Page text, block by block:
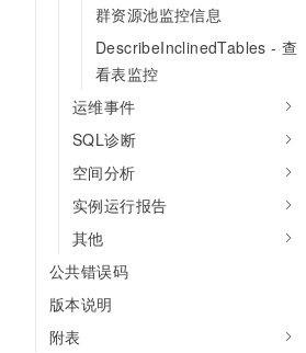
群资源池监控信息
DescribeInclinedTables - 查
看表监控
运维事件
SQL诊断
空间分析
实例运行报告
其他
公共错误码
版本说明
附表